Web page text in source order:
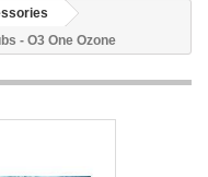
- O3 One Ozone